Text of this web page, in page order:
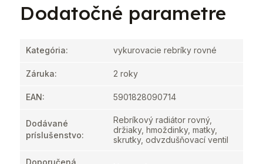
Dodatočné parametre
Kategória: vykurovacie rebríky rovné
Záruka: 2 roky
EAN: 5901828090714
Dodávané
príslušenstvo:
Rebríkový radiátor rovný,
držiaky, hmoždinky, matky,
skrutky, odvzdušňovací ventil
Doporučená